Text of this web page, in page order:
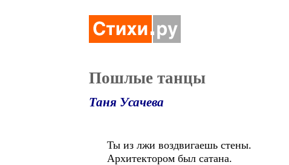
Пошлые танцы
Таня Усачева
Ты из лжи воздвигаешь стены.
Архитектором был сатана.